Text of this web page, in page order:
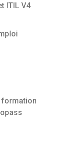
ITIL V4
formation